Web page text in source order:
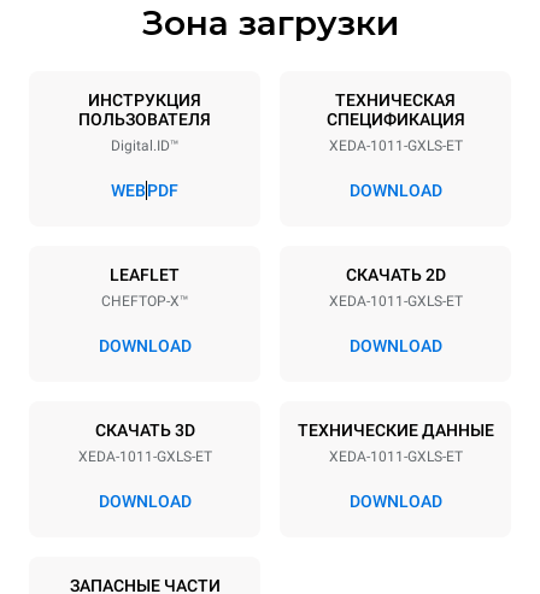
Спецификации противней
10 GN 1/1
Расстояние между лотками
67 mm
Напряжение Příkon
Частота Мощность газ
Тип вилки
Schuko | ✓
Потребление в кВт·ч
Зона загрузки
ИНСТРУКЦИЯ
ПОЛЬЗОВАТЕЛЯ
Digital.ID™
WEBPDF
ТЕХНИЧЕСКАЯ
СПЕЦИФИКАЦИЯ
XEDA-1011-GXLS-ET
DOWNLOAD
LEAFLET
CHEFTOP-X™
DOWNLOAD
СКАЧАТЬ 2D
XEDA-1011-GXLS-ET
DOWNLOAD
СКАЧАТЬ 3D
XEDA-1011-GXLS-ET
DOWNLOAD
ТЕХНИЧЕСКИЕ ДАННЫЕ
XEDA-1011-GXLS-ET
DOWNLOAD
ЗАПАСНЫЕ ЧАСТИ